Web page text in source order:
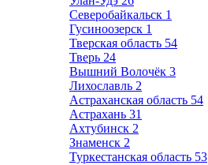
Северобайкальск 1
Гусиноозерск 1
Тверская область 54
Тверь 24
Вышний Волочёк 3
Лихославль 2
Астраханская область 54
Астрахань 31
Ахтубинск 2
Знаменск 2
Туркестанская область 53